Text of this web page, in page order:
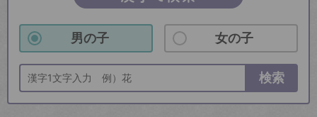
男の子 女の子
検索